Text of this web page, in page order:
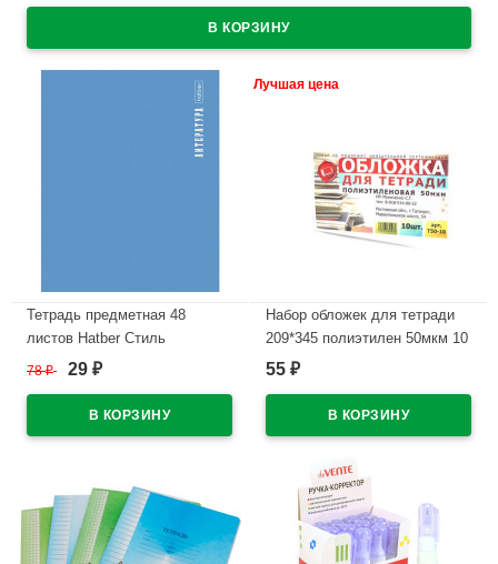
Тетрадь предметная 48
листов Hatber Стиль
Литература пластиковая
78₽ 29 ₽
Лучшая цена
Набор обложек для тетради
209*345 полиэтилен 50мкм 10
штук в наборе арт Т50-10
55 ₽